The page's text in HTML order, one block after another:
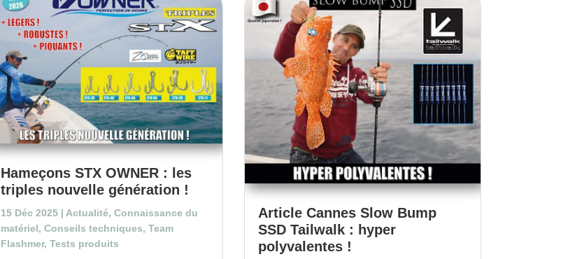
Hameçons STX OWNER : les
triples nouvelle génération !
15 Déc 2025| Actualité, Connaissance du
matériel, Conseils techniques, Team
Flashmer, Tests produits
Article Cannes Slow Bump
SSD Tailwalk : hyper
polyvalentes !